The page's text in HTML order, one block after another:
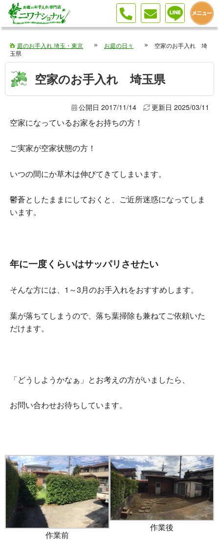
庭のお手入れ 埼玉・東京 お庭の日々
空家のお手入れ 埼
玉県
空家のお手入れ 埼玉県
公開日 2017/11/14 更新日 2025/03/11
空家になっているお家をお持ちの方！
ご実家が空家状態の方！
いつの間にか草木は伸びてきてしまいます。
鬱蒼としたままにしておくと、ご近所迷惑になってしま
います。
年に一度くらいはサッパリさせたい
そんな方には、1～3月のお手入れをおすすめします。
葉が落ちてしまうので、落ち葉掃除も兼ねてご依頼いた
だけます。
「どうしようかなぁ」とお考えの方がいましたら、
お問い合わせお待ちしています。
作業前
作業後